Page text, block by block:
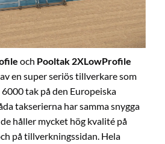
och Pooltak 2XLowProfile
en super seriös tillverkare som
tak på den Europeiska
takserierna har samma snygga
håller mycket hög kvalité på
på tillverkningssidan. Hela